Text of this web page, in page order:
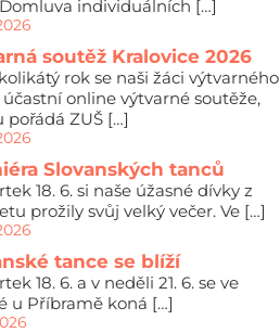
individuálních […]
soutěž Kralovice 2026
rok se naši žáci výtvarného
online výtvarné soutěže,
pořádá ZUŠ […]
Slovanských tanců
18. 6. si naše úžasné dívky z
prožily svůj velký večer. Ve […]
tance se blíží
18. 6. a v neděli 21. 6. se ve
u Příbramě koná […]